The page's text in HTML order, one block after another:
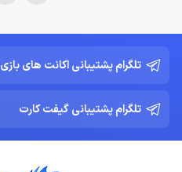
تلگرام پشتیبانی اکانت های بازی
تلگرام پشتیبانی گیفت کارت